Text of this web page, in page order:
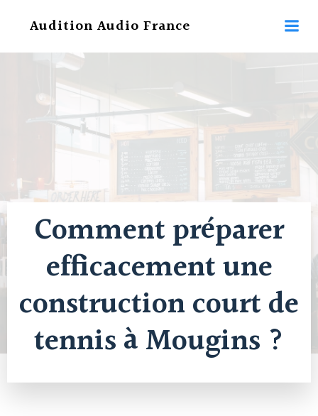
au
Audition Audio France
Comment préparer
efficacement une
construction court de
tennis à Mougins ?